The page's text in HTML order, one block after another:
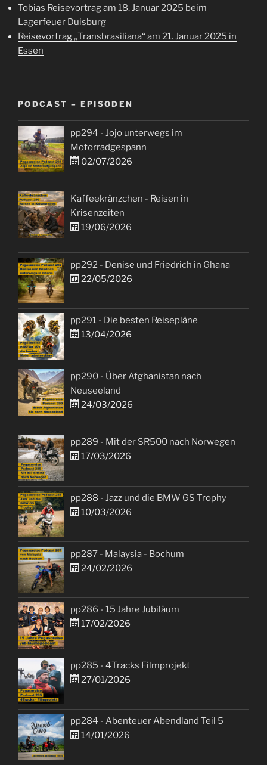
Tobias Reisevortrag am 18. Januar 2025 beim
Lagerfeuer Duisburg
Reisevortrag „Transbrasiliana“ am 21. Januar 2025 in
Essen
PODCAST – EPISODEN
pp294 - Jojo unterwegs im
Motorradgespann
02/07/2026
Kaffeekränzchen - Reisen in
Krisenzeiten
19/06/2026
pp292 - Denise und Friedrich in Ghana
22/05/2026
pp291 - Die besten Reisepläne
13/04/2026
pp290 - Über Afghanistan nach
Neuseeland
24/03/2026
pp289 - Mit der SR500 nach Norwegen
17/03/2026
pp288 - Jazz und die BMW GS Trophy
10/03/2026
pp287 - Malaysia - Bochum
24/02/2026
pp286 - 15 Jahre Jubiläum
17/02/2026
pp285 - 4Tracks Filmprojekt
27/01/2026
pp284 - Abenteuer Abendland Teil 5
14/01/2026